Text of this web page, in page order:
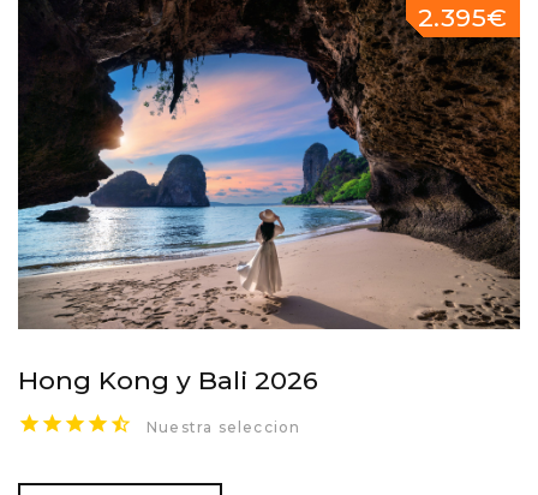
Hong Kong y Bali 2026
Nuestra seleccion
2.395€